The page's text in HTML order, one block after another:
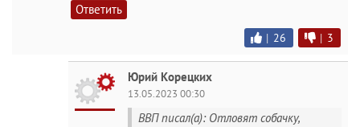
Ответить
| 26 | 3
Юрий Корецких
13.05.2023 00:30
ВВП писал(а): Отловят собачку,